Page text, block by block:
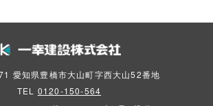
愛知県豊橋市大山町字西大山52番地
TEL 0120-150-564